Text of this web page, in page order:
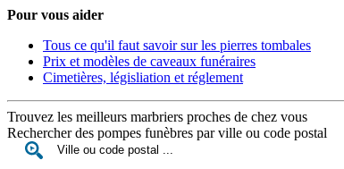
Pour vous aider
Tous ce qu'il faut savoir sur les pierres tombales
Prix et modèles de caveaux funéraires
Cimetières, législiation et réglement
Trouvez les meilleurs marbriers proches de chez vous
Rechercher des pompes funèbres par ville ou code postal